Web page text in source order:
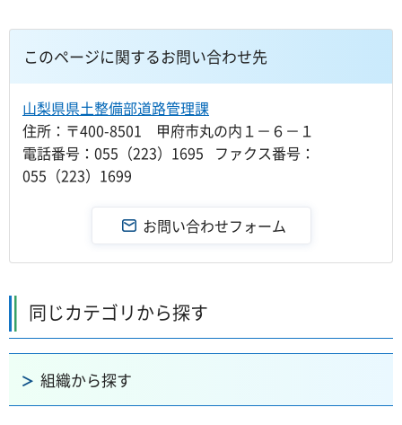
このページに関するお問い合わせ先
山梨県県土整備部道路管理課
住所：〒400-8501 甲府市丸の内１－６－１
電話番号：055（223）1695 ファクス番号：
055（223）1699
同じカテゴリから探す
組織から探す